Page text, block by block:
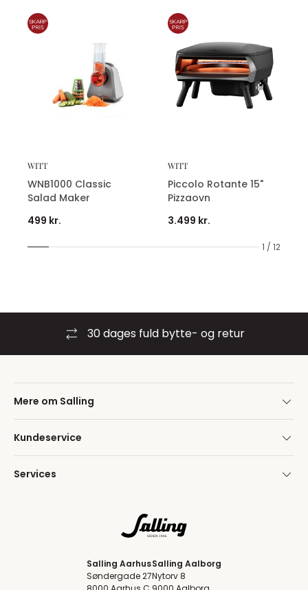
1 / 12
WITT
WNB1000 Classic
Salad Maker
499 kr.
WITT
Piccolo Rotante 15"
Pizzaovn
3.499 kr.
30 dages fuld bytte- og retur
Mere om Salling
Kundeservice
Services
Salling Aarhus
Søndergade 27
Salling Aalborg
Nytorv 8